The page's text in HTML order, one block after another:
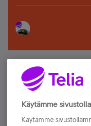
Älä jää paitsi –
Tilaa Telian
Käytämme
Käytämme